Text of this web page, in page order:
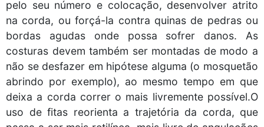
pelo seu número e colocação, desenvolver atrito
na corda, ou forçá-la contra quinas de pedras ou
bordas agudas onde possa sofrer danos. As
costuras devem também ser montadas de modo a
não se desfazer em hipótese alguma (o mosquetão
abrindo por exemplo), ao mesmo tempo em que
deixa a corda correr o mais livremente possível.O
uso de fitas reorienta a trajetória da corda, que